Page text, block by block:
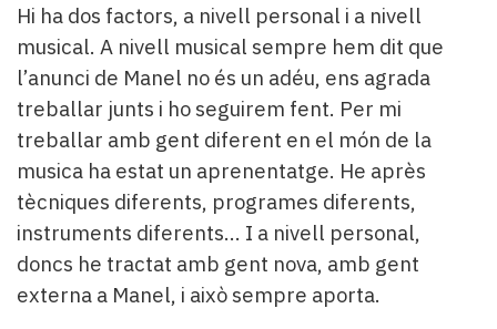
Hi ha dos factors, a nivell personal i a nivell
musical. A nivell musical sempre hem dit que
l’anunci de Manel no és un adéu, ens agrada
treballar junts i ho seguirem fent. Per mi
treballar amb gent diferent en el món de la
musica ha estat un aprenentatge. He après
tècniques diferents, programes diferents,
instruments diferents… I a nivell personal,
doncs he tractat amb gent nova, amb gent
externa a Manel, i això sempre aporta.